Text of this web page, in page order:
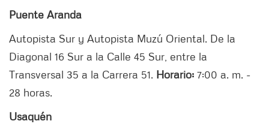
Puente Aranda
Autopista Sur y Autopista Muzú Oriental. De la
Diagonal 16 Sur a la Calle 45 Sur, entre la
Transversal 35 a la Carrera 51. Horario: 7:00 a. m. -
28 horas.
Usaquén